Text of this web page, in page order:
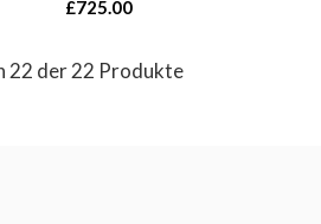
£725.00
22 der 22 Produkte